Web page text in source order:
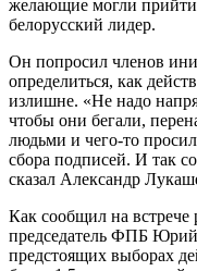
желающие могли
белорусский лидер.
Он попросил членов
определиться, как
излишне. «Не надо
чтобы они бегали,
людьми и чего-то
сбора подписей. И так
сказал Александр
Как сообщил на
председатель ФПБ
предстоящих выборах